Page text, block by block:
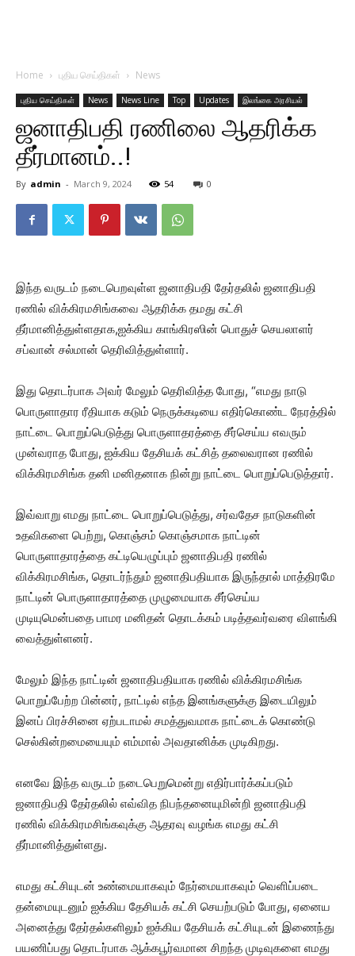
Home புதிய செய்திகள் News
புதிய செய்திகள் News News Line Top Updates இலங்கை அரசியல்
ஜனாதிபதி ரணிலை ஆதரிக்க
தீர்மானம்..!
By admin - March 9, 2024 54 0
இந்த வருடம் நடைபெறவுள்ள ஜனாதிபதி தேர்தலில் ஜனாதிபதி
ரணில் விக்கிரமசிங்கவை ஆதரிக்க தமது கட்சி
தீர்மானித்துள்ளதாக,ஐக்கிய காங்கிரஸின் பொதுச் செயலாளர்
சப்வான் சல்மான் தெரிவித்துள்ளார்.
இது தொடர்பாக அவர் மேலும் தெரிவித்த போது, “எமது நாடு
பொருளாதார ரீதியாக கடும் நெருக்கடியை எதிர்கொண்ட நேரத்தில்
நாட்டை பொறுப்பெடுத்து பொருளாதரத்தை சீர்செய்ய எவரும்
முன்வராத போது, ஐக்கிய தேசியக் கட்சித் தலைவரான ரணில்
விக்கிரமசிங்க தனி மனிதனாக நின்று நாட்டை பொறுப்பெடுத்தார்.
இவ்வாறு எமது நாட்டை பொறுப்பெடுத்து, சர்வதேச நாடுகளின்
உதவிகளை பெற்று, கொஞ்சம் கொஞ்சமாக நாட்டின்
பொருளாதாரத்தை கட்டியெழுப்பும் ஜனாதிபதி ரணில்
விக்கிரமசிங்க, தொடர்ந்தும் ஜனாதிபதியாக இருந்தால் மாத்திரமே
நாட்டின் பொருளாதாரத்தை முழுமையாக சீர்செய்ய
முடியுமென்பதை பாமர மனிதன் தொடக்கம் படித்தவர்வரை விளங்கி
வைத்துள்ளனர்.
மேலும் இந்த நாட்டின் ஜனாதிபதியாக ரணில் விக்கிரமசிங்க
பொறுப்பேற்ற பின்னர், நாட்டில் எந்த இனங்களுக்கு இடையிலும்
இனப் பிரச்சினை ஏற்படாமல் சமத்துவமாக நாட்டைக் கொண்டு
செல்கின்றமையையும் எம்மால் அவதானிக்க முடிகிறது.
எனவே இந்த வருடம் நடைபெறுமென்று எதிர்பார்க்கப்படும்
ஜனாதிபதி தேர்தலில் எவ்வித நிபந்தனையுமின்றி ஜனாதிபதி
ரணில் விக்கிரமசிங்கவுக்கு ஆதரவு வழங்க எமது கட்சி
தீர்மானித்துள்ளது.
எமது கட்சியுடன் உண்மையாகவும் நேர்மையாகவும் வெளிப்படை
தன்மையுடனும் ஐக்கிய தேசியக் கட்சி செயற்படும் போது, ஏனைய
அனைத்து தேர்தல்களிலும் ஐக்கிய தேசியக் கட்சியுடன் இணைந்து
பயணிப்பது தொடர்பாக ஆக்கபூர்வமான சிறந்த முடிவுகளை எமது